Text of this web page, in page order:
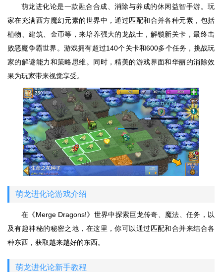
萌龙进化论是一款融合合成、消除与养成的休闲益智手游。玩
家在充满西方魔幻元素的世界中，通过匹配和合并各种元素，包括
植物、建筑、金币等，来培养强大的龙战士，解锁新关卡，最终击
败恶魔争霸世界。游戏拥有超过140个关卡和600多个任务，挑战玩
家的解谜能力和策略思维。同时，精美的游戏界面和华丽的消除效
果为玩家带来视觉享受。
萌龙进化论游戏介绍
在《Merge Dragons!》世界中探索巨龙传奇、魔法、任务，以
及有趣神秘的秘密之地，在这里，你可以通过匹配和合并来结合各
种东西，获取越来越好的东西。
萌龙进化论新手教程